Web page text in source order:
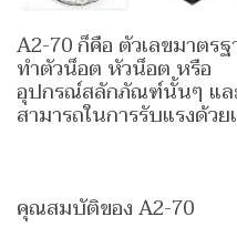
A2-70 ก็คือ ตัวเลขมาตร
ทำตัวน็อต หัวน็อต หรือ
อุปกรณ์สลักภัณฑ์นั้นๆ แล
สามารถในการรับแรงด้ว
คุณสมบัติของ A2-70